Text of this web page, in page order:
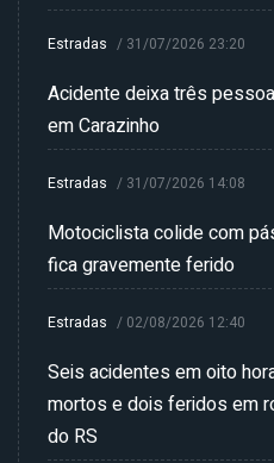
Estradas / 31/07/2026 23:20
Acidente deixa três
em Carazinho
Estradas / 31/07/2026 14:08
Motociclista colide com
fica gravemente ferido
Estradas / 02/08/2026 12:40
Seis acidentes em oito
mortos e dois feridos em
do RS